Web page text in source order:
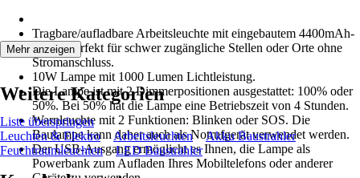
Tragbare/aufladbare Arbeitsleuchte mit eingebautem 4400mAh-
Akku. Perfekt für schwer zugängliche Stellen oder Orte ohne
Stromanschluss.
10W Lampe mit 1000 Lumen Lichtleistung.
Die Lampe ist mit 2 Dimmerpositionen ausgestattet: 100% oder
50%. Bei 50% hat die Lampe eine Betriebszeit von 4 Stunden.
Warnleuchte mit 2 Funktionen: Blinken oder SOS. Die
Baulampe kann daher auch als Notrufgerät verwendet werden.
Der USB-Ausgang ermöglicht es Ihnen, die Lampe als
Powerbank zum Aufladen Ihres Mobiltelefons oder anderer
Mehr anzeigen
Weitere Kategorien
Liste überspringen
Leuchten & Elektro
Arbeitsleuchten
Akku Baustrahler
Feuchtraumleuchten
LED Baustrahler